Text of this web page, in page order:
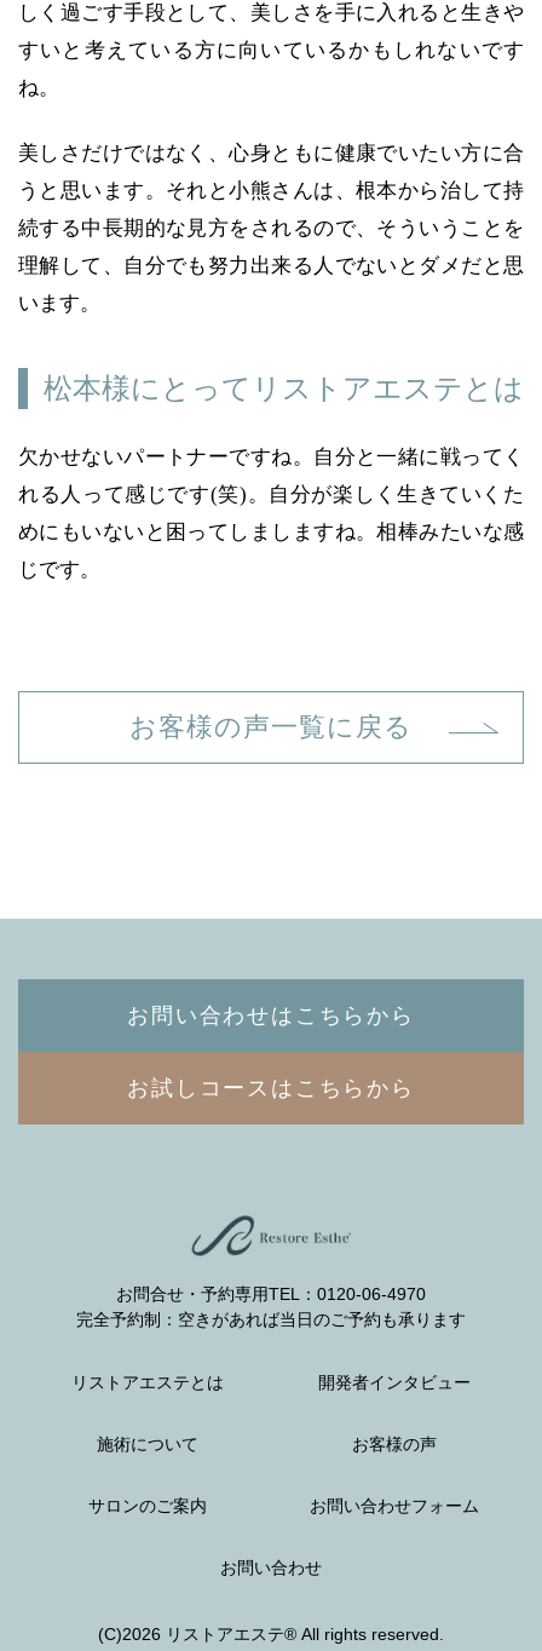
しく過ごす手段として、美しさを手に入れると生きや
すいと考えている方に向いているかもしれないです
ね。
美しさだけではなく、心身ともに健康でいたい方に合
うと思います。それと小熊さんは、根本から治して持
続する中長期的な見方をされるので、そういうことを
理解して、自分でも努力出来る人でないとダメだと思
います。
松本様にとってリストアエステとは
欠かせないパートナーですね。自分と一緒に戦ってく
れる人って感じです(笑)。自分が楽しく生きていくた
めにもいないと困ってしましますね。相棒みたいな感
じです。
お客様の声一覧に戻る
お問い合わせはこちらから
お試しコースはこちらから
お問合せ・予約専用TEL：0120-06-4970
完全予約制：空きがあれば当日のご予約も承ります
リストアエステとは 開発者インタビュー
施術について お客様の声
サロンのご案内 お問い合わせフォーム
お問い合わせ
(C)2026 リストアエステ® All rights reserved.